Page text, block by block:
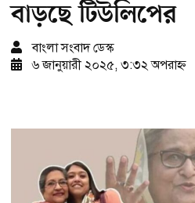
বাড়ছে টিউলিপের
বাংলা সংবাদ ডেস্ক
৬ জানুয়ারী ২০২৫, ৩:৩২ অপরাহ্ন